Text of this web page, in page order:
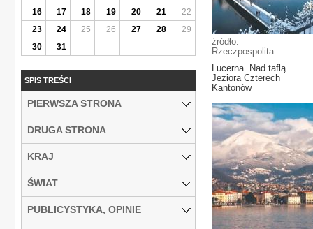
źródło:
Rzeczpospolita
Lucerna. Nad taflą
Jeziora Czterech
Kantonów
16
17 18 19 20 21
22
23
24 25 26 27 28
29
30
31
SPIS TREŚCI
PIERWSZA STRONA
DRUGA STRONA
KRAJ
ŚWIAT
PUBLICYSTYKA, OPINIE